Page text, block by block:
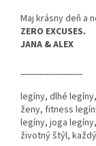
Maj krásny deň a
ZERO EXCUSES.
JANA & ALEX
legíny, dlhé
ženy, fitness
legíny, joga
životný štýl,